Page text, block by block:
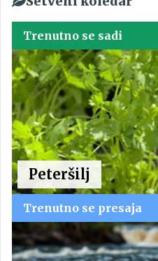
Trenutno se sadi
Peteršilj
Trenutno se presaja